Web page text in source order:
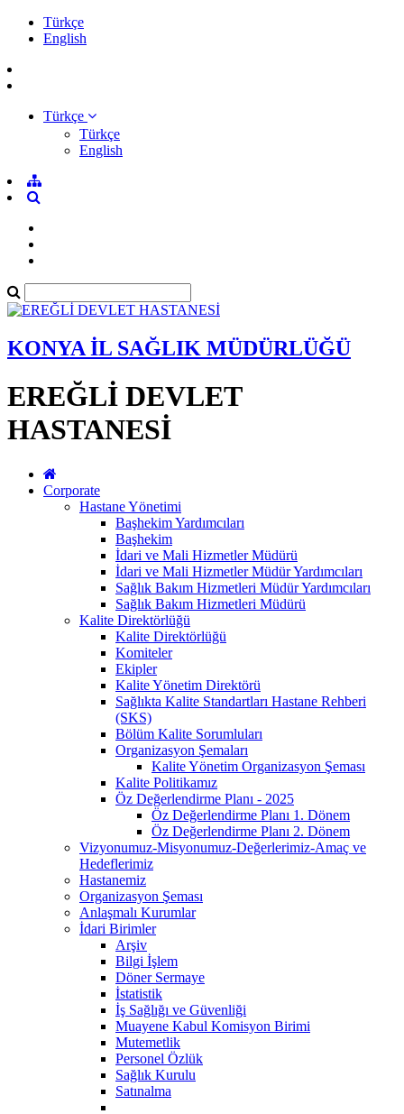
Türkçe
English
Türkçe
Türkçe
English
KONYA İL SAĞLIK MÜDÜRLÜĞÜ
EREĞLİ DEVLET
HASTANESİ
Corporate
Hastane Yönetimi
Başhekim Yardımcıları
Başhekim
İdari ve Mali Hizmetler Müdürü
İdari ve Mali Hizmetler Müdür Yardımcıları
Sağlık Bakım Hizmetleri Müdür Yardımcıları
Sağlık Bakım Hizmetleri Müdürü
Kalite Direktörlüğü
Kalite Direktörlüğü
Komiteler
Ekipler
Kalite Yönetim Direktörü
Sağlıkta Kalite Standartları Hastane Rehberi
(SKS)
Bölüm Kalite Sorumluları
Organizasyon Şemaları
Kalite Yönetim Organizasyon Şeması
Kalite Politikamız
Öz Değerlendirme Planı - 2025
Öz Değerlendirme Planı 1. Dönem
Öz Değerlendirme Planı 2. Dönem
Vizyonumuz-Misyonumuz-Değerlerimiz-Amaç ve
Hedeflerimiz
Hastanemiz
Organizasyon Şeması
Anlaşmalı Kurumlar
İdari Birimler
Arşiv
Bilgi İşlem
Döner Sermaye
İstatistik
İş Sağlığı ve Güvenliği
Muayene Kabul Komisyon Birimi
Mutemetlik
Personel Özlük
Sağlık Kurulu
Satınalma